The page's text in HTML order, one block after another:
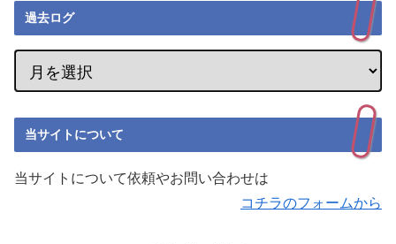
過去ログ
当サイトについて
当サイトについて依頼やお問い合わせは
コチラのフォームから